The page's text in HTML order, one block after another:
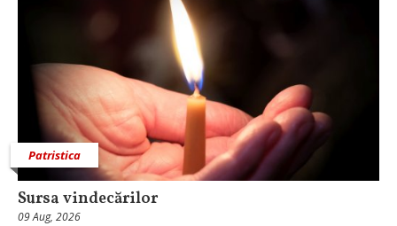
Patristica
Sursa vindecărilor
09 Aug, 2026